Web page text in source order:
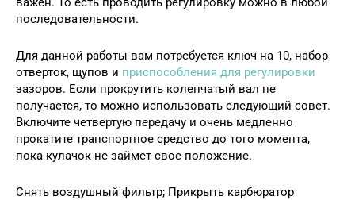
последовательности.
Для данной работы вам потребуется ключ на 10, набор
отверток, щупов и приспособления для регулировки
зазоров. Если прокрутить коленчатый вал не
получается, то можно использовать следующий совет.
Включите четвертую передачу и очень медленно
прокатите транспортное средство до того момента,
пока кулачок не займет свое положение.
Снять воздушный фильтр; Прикрыть карбюратор